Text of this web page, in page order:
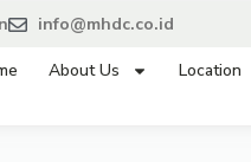
info@mhdc.co.id
About Us Location